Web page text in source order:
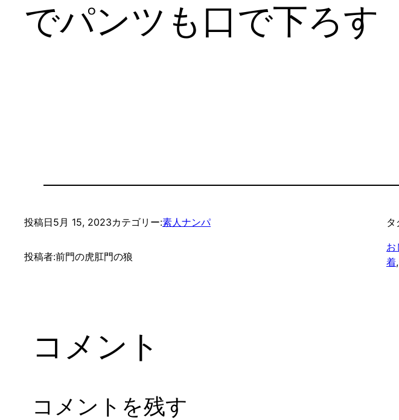
でパンツも口で下ろす
投稿日5月 15, 2023カテゴリー:素人ナンパ
投稿者:前門の虎肛門の狼
タ
お
着,
コメント
コメントを残す